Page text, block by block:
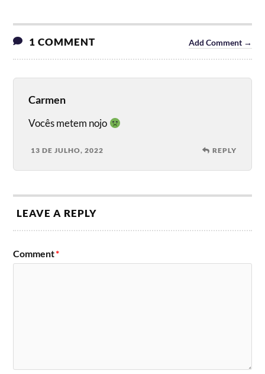
1 COMMENT Add Comment →
Carmen
Vocês metem nojo
13 DE JULHO, 2022 REPLY
LEAVE A REPLY
Comment*